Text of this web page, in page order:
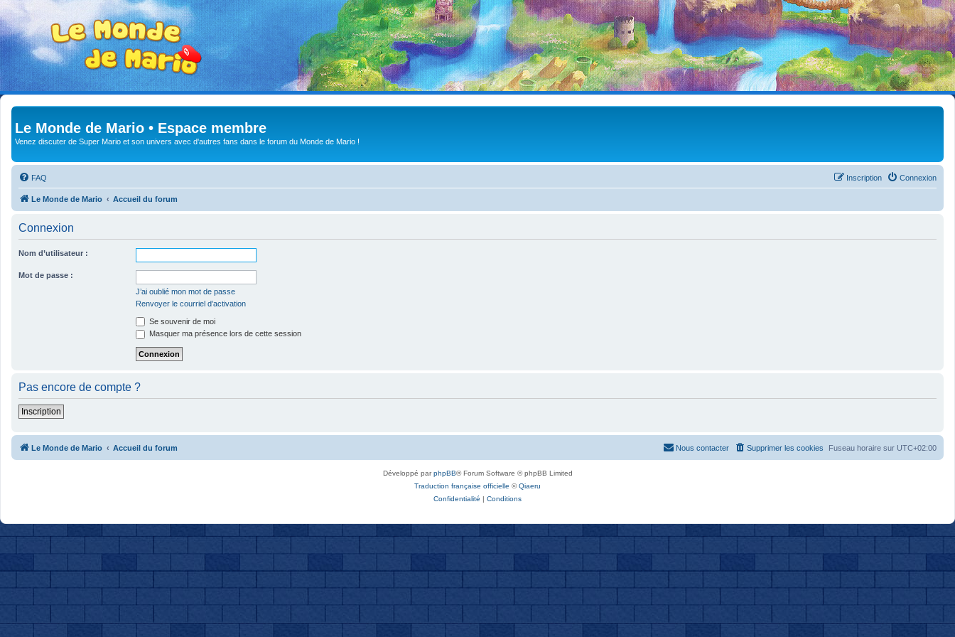
Le Monde de Mario • Espace membre
Venez discuter de Super Mario et son univers avec d'autres fans dans le forum du Monde de Mario !
FAQ Connexion
Inscription
Le Monde de Mario Accueil du forum
Connexion
Nom d’utilisateur :
Mot de passe :
J’ai oublié mon mot de passe
Renvoyer le courriel d’activation
Se souvenir de moi
Masquer ma présence lors de cette session
Pas encore de compte ?
Inscription
Le Monde de Mario Accueil du forum Fuseau horaire sur UTC+02:00
Supprimer les cookies
Nous contacter
Développé parphpBB® Forum Software © phpBB Limited
Traduction française officielle ©Qiaeru
Confidentialité | Conditions